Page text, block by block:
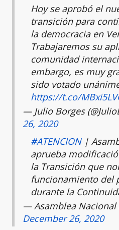
Hoy se aprobó el
transición para
la democracia en
Trabajaremos su
comunidad
embargo, es muy
sido votado
https://t.co/
— Julio Borges
26, 2020
#ATENCION|
aprueba
la Transición que
funcionamiento del
durante la
— Asamblea Nacional
December 26, 2020